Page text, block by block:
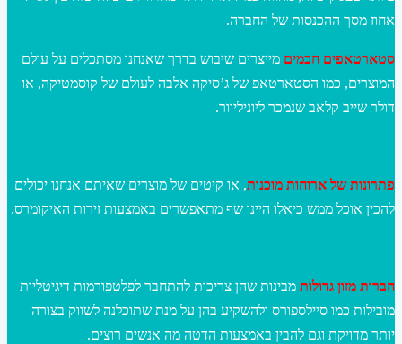
אחוז מסך ההכנסות של החברה.
סטארטאפים חכמים מייצרים שיבוש בדרך שאנחנו מסתכלים על עולם
המוצרים, כמו הסטארטאפ של ג’סיקה אלבה לעולם של קוסמטיקה, או
דולר שייב קלאב שנמכר ליוניליוור.
פתרונות של ארוחות מוכנות, או קיטים של מוצרים שאיתם אנחנו יכולים
להכין אוכל ממש כיאלו היינו שף מתאפשרים באמצעות זירות האיקומרס.
חברות מזון גדולות מבינות שהן צריכות להתחבר לפלטפורמות דיגיטליות
מובילות כמו סיילספורס ולהשקיע בהן על מנת שתוכלנה לשווק בצורה
יותר מדויקת וגם להבין באמצעות הדטה מה אנשים רוצים.